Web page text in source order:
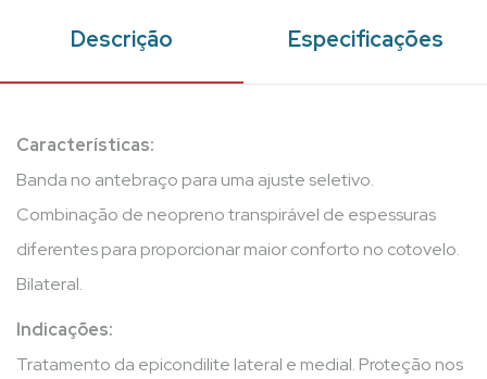
Descrição Especificações
Características:
Banda no antebraço para uma ajuste seletivo.
Combinação de neopreno transpirável de espessuras
diferentes para proporcionar maior conforto no cotovelo.
Bilateral.
Indicações:
Tratamento da epicondilite lateral e medial. Proteção nos